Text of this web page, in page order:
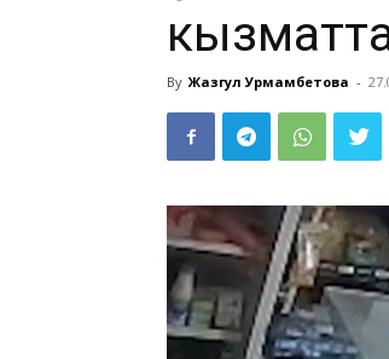
By Жазгул Урмамбетова -